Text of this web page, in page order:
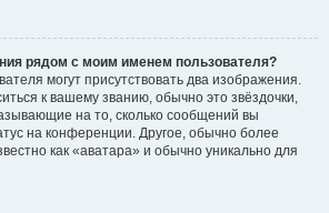
рядом с моим именем пользователя?
могут присутствовать два изображения.
к вашему званию, обычно это звёздочки,
на то, сколько сообщений вы
на конференции. Другое, обычно более
как «аватара» и обычно уникально для